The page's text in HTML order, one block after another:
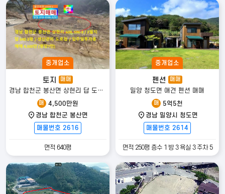
중개업소
토지 매매
경남 합천군 봉산면 상현리 답 도로접
매 4,500만원
경남 합천군 봉산면
매물번호 2616
면적 640평
중개업소
펜션 매매
밀양 청도면 애견 펜션 매매
매
5억5천
경남 밀양시 청도면
매물번호 2614
면적 250평 층수 1 방 3 욕실 3 주차 5